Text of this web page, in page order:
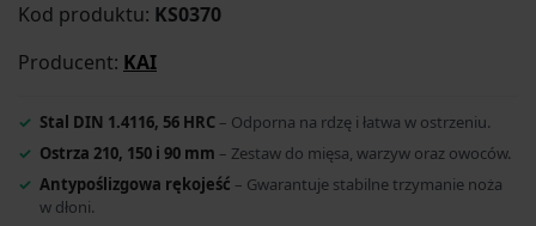
Kod produktu: KS0370
Producent: KAI
Stal DIN 1.4116, 56 HRC – Odporna na rdzę i łatwa w ostrzeniu.
Ostrza 210, 150 i 90 mm – Zestaw do mięsa, warzyw oraz owoców.
Antypoślizgowa rękojeść – Gwarantuje stabilne trzymanie noża
w dłoni.